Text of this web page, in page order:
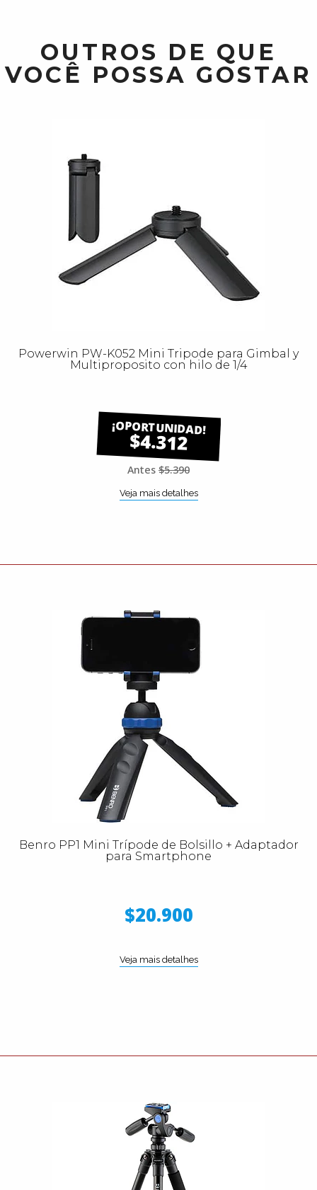
OUTROS DE QUE
VOCÊ POSSA GOSTAR
Powerwin PW-K052 Mini Tripode para Gimbal y
Multiproposito con hilo de 1/4
$4.312
Antes $5.390
Veja mais detalhes
Benro PP1 Mini Trípode de Bolsillo + Adaptador
para Smartphone
$20.900
Veja mais detalhes